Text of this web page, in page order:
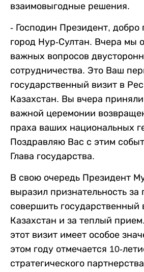
взаимовыгодные решения.
- Господин Президент, добро
город Нур-Султан. Вчера мы
важных вопросов
сотрудничества. Это Ваш
государственный визит в
Казахстан. Вы вчера
важной церемонии
праха ваших национальных
Поздравляю Вас с этим
Глава государства.
В свою очередь Президент
выразил признательность
совершить государственный
Казахстан и за теплый
этот визит имеет особое
этом году отмечается 10-
стратегического